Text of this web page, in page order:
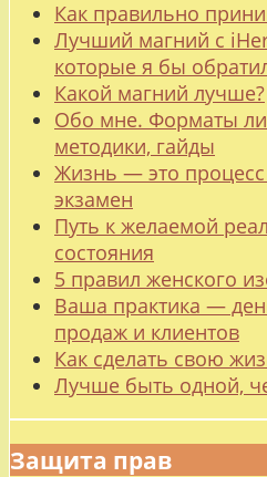
Как правильно
Лучший магний с
которые я бы
Какой магний лучше?
Обо мне. Форматы
методики, гайды
Жизнь — это процесс
экзамен
Путь к желаемой
состояния
5 правил женского
Ваша практика —
продаж и клиентов
Как сделать свою
Лучше быть одной,
Защита прав